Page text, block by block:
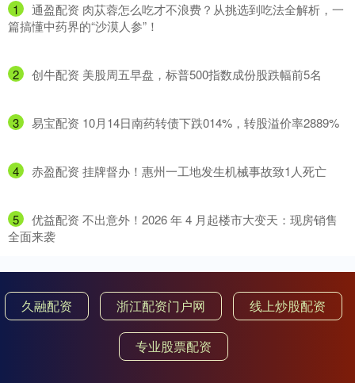
1
​通盈配资 肉苁蓉怎么吃才不浪费？从挑选到吃法全解析，一
篇搞懂中药界的“沙漠人参”！
2 ​创牛配资 美股周五早盘，标普500指数成份股跌幅前5名
3 ​易宝配资 10月14日南药转债下跌014%，转股溢价率2889%
4 ​赤盈配资 挂牌督办！惠州一工地发生机械事故致1人死亡
5
​优益配资 不出意外！2026 年 4 月起楼市大变天：现房销售
全面来袭
久融配资 浙江配资门户网 线上炒股配资
专业股票配资